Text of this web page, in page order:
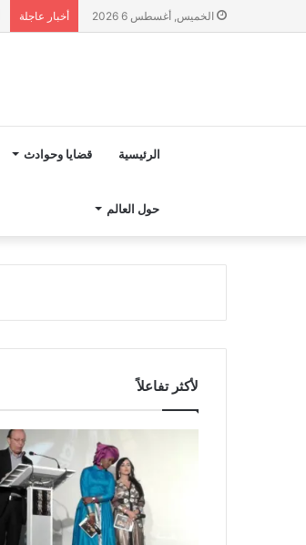
الخميس, أغسطس 6 2026 أخبار عاجلة
الرئيسية قضايا وحوادث
حول العالم
لأكثر تفاعلاً